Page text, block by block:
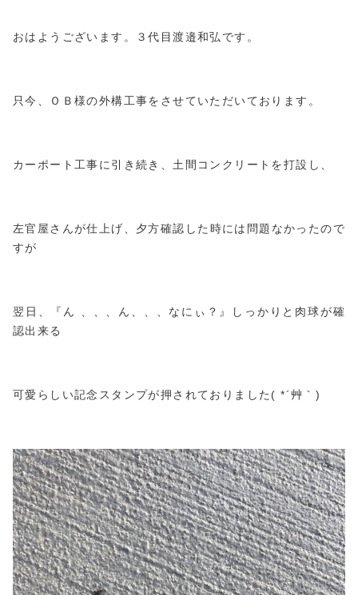
おはようございます。３代目渡邉和弘です。
只今、ＯＢ様の外構工事をさせていただいております。
カーポート工事に引き続き、土間コンクリートを打設し、
左官屋さんが仕上げ、夕方確認した時には問題なかったので
すが
翌日、『ん 、、、ん、、、なにぃ？』しっかりと肉球が確
認出来る
可愛らしい記念スタンプが押されておりました( *´艸｀)